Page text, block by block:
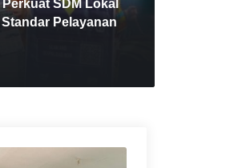
Perkuat SDM Lokal
Pelayanan